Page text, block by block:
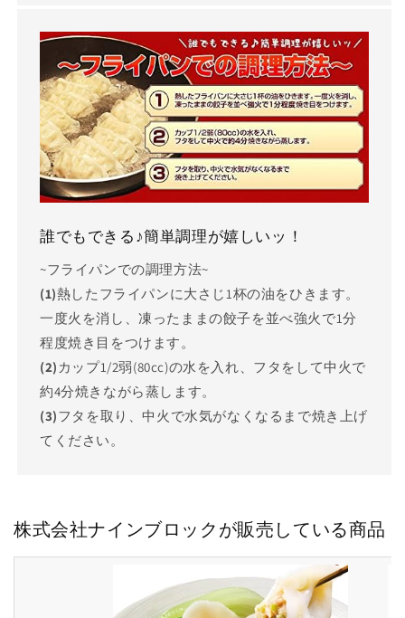
誰でもできる♪簡単調理が嬉しいッ！
~フライパンでの調理方法~
(1)熱したフライパンに大さじ1杯の油をひきます。
一度火を消し、凍ったままの餃子を並べ強火で1分
程度焼き目をつけます。
(2) カップ1/2弱(80cc)の水を入れ、フタをして中火で
約4分焼きながら蒸します。
(3)フタを取り、中火で水気がなくなるまで焼き上げ
てください。
株式会社ナインブロックが販売している商品